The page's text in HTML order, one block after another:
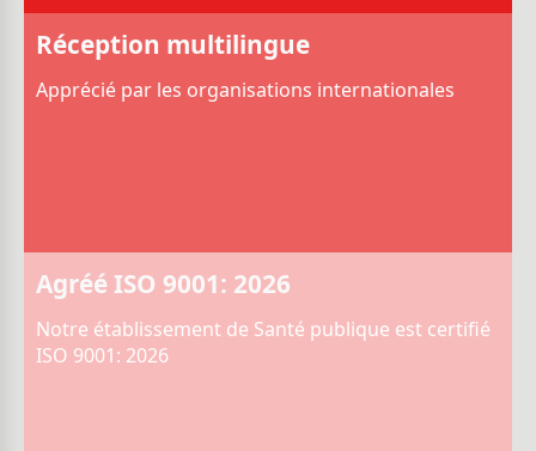
Réception multilingue
Apprécié par les organisations internationales
Agréé ISO 9001: 2026
Notre établissement de Santé publique est certifié
ISO 9001: 2026